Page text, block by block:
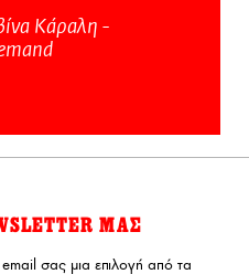
Κάραλη -
ΜΑΣ
σας μια επιλογή από τα